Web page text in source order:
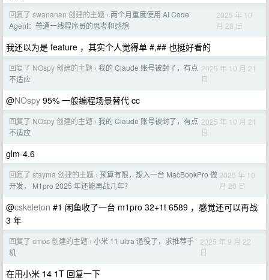
回复了 swananan 创建的主题 › 两个月重度使用 AI Code
Agent：普通一线程序员的思考和感想
2025 年 10
月 28 日
我还以为是 feature ，其实个人觉得单 #,## 也挺好看的
回复了 NOspy 创建的主题 › 我的 Claude 账号被封了，有点
不适应
2025 年 10 月 21
日
@NOspy 95% 一般编程场景替代 cc
回复了 NOspy 创建的主题 › 我的 Claude 账号被封了，有点
不适应
2025 年 10 月 21
日
glm-4.6
回复了 stayma 创建的主题 › 预算有限，想入一台 MacBookPro 做
开发， M1pro 2025 年还能再战几年？
2025 年 10
月 20 日
@cskeleton #1 闲鱼收了一台 m1pro 32+1t 6589 ，感觉还可以再战
3 年
回复了 cmos 创建的主题 › 小米 11 ultra 退役了，求推荐手
机
2025 年 9 月 22
日
在用小米 14 1T 回复一下